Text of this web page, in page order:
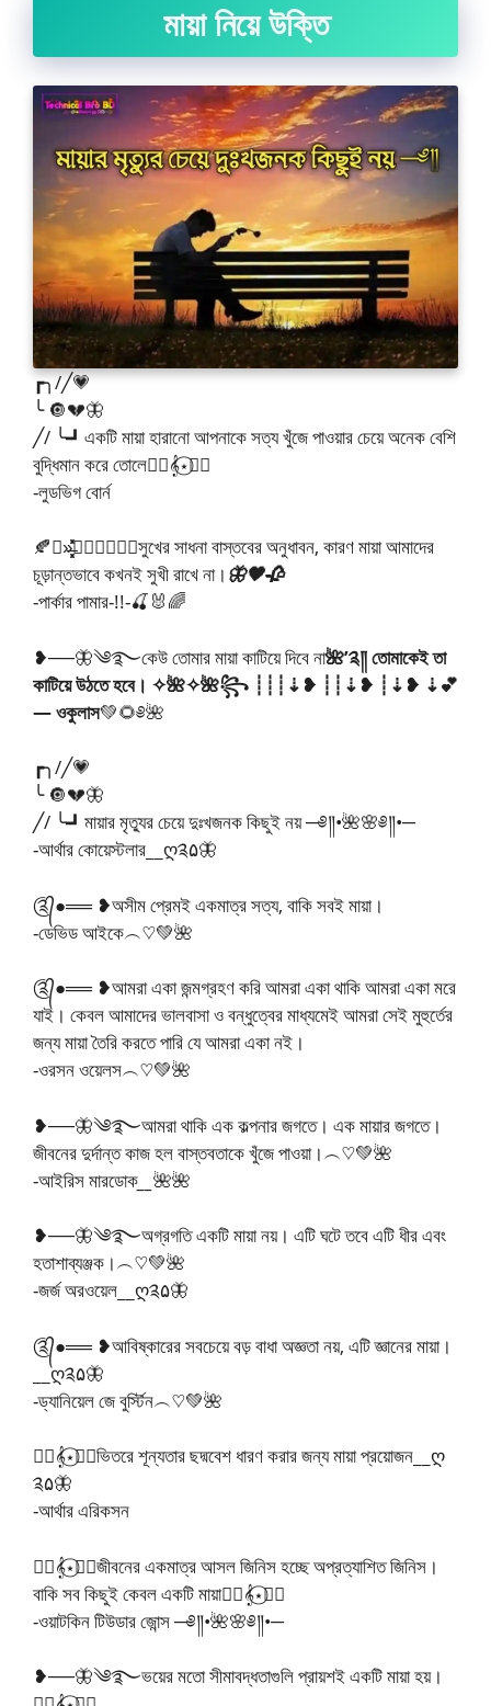
মায়া নিয়ে উক্তি
┏╮/╱💗
╰ 🔘💔🦋
╱/ ╰┛একটি মায়া হারানো আপনাকে সত্য খুঁজে পাওয়ার চেয়ে অনেক বেশি
বুদ্ধিমান করে তোলে🧚‍♂️𝄞⋆⃝🧚‍♀️
-লুডভিগ বোর্ন
🍂❥»̶̶͓͓͓̽̽̽⑅⃝✺❥᭄❥সুখের সাধনা বাস্তবের অনুধাবন, কারণ মায়া আমাদের
চূড়ান্তভাবে কখনই সুখী রাখে না। 🦋🖤🥀
-পার্কার পামার-!!-🍒🐰🌈
❥──🦋༄࿐কেউ তোমার মায়া কাটিয়ে দিবে না🌺’༉༎ তোমাকেই তা
কাটিয়ে উঠতে হবে। ✧🌺✧🌺꧂ ┊┊┊⇣❥ ┊┊⇣❥ ┊⇣❥ ⇣💕
— ওকুলাস💚🌻༅🌺
┏╮/╱💗
╰ 🔘💔🦋
╱/ ╰┛মায়ার মৃত্যুর চেয়ে দুঃখজনক কিছুই নয় ─༅༎•🌺🌸༅༎•─
-আর্থার কোয়েস্টলার__ღ༉۵🦋
༊᭄●══ ❥অসীম প্রেমই একমাত্র সত্য, বাকি সবই মায়া।
-ডেভিড আইকে︵♡︎💚🌺
༊᭄●══ ❥আমরা একা জন্মগ্রহণ করি আমরা একা থাকি আমরা একা মরে
যাই। কেবল আমাদের ভালবাসা ও বন্ধুত্বের মাধ্যমেই আমরা সেই মুহুর্তের
জন্য মায়া তৈরি করতে পারি যে আমরা একা নই।
-ওরসন ওয়েলস︵♡︎💚🌺
❥──🦋༄࿐আমরা থাকি এক কল্পনার জগতে। এক মায়ার জগতে।
জীবনের দুর্দান্ত কাজ হল বাস্তবতাকে খুঁজে পাওয়া।︵♡︎💚🌺
-আইরিস মারডোক
🌺🌺
❥──🦋༄࿐অগ্রগতি একটি মায়া নয়। এটি ঘটে তবে এটি ধীর এবং
হতাশাব্যঞ্জক।︵♡︎💚🌺
-জর্জ অরওয়েল__ღ༉۵🦋
༊᭄●══ ❥আবিষ্কারের সবচেয়ে বড় বাধা অজ্ঞতা নয়, এটি জ্ঞানের মায়া।
__ღ༉۵🦋
-ড্যানিয়েল জে বুর্স্টিন︵♡︎💚🌺
🧚‍♂️𝄞⋆⃝🧚‍♀️ভিতরে শূন্যতার ছদ্মবেশ ধারণ করার জন্য মায়া প্রয়োজন__ღ
༉۵🦋
-আর্থার এরিকসন
🧚‍♂️𝄞⋆⃝🧚‍♀️জীবনের একমাত্র আসল জিনিস হচ্ছে অপ্রত্যাশিত জিনিস।
বাকি সব কিছুই কেবল একটি মায়া🧚‍♂️𝄞⋆⃝🧚‍♀️
-ওয়াটকিন টিউডার জোন্স ─༅༎•🌺🌸༅༎•─
❥──🦋༄࿐ভয়ের মতো সীমাবদ্ধতাগুলি প্রায়শই একটি মায়া হয়।